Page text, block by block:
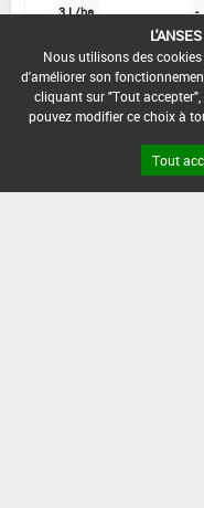
3 L/ha -
INTERVALLE
-
DATE DE RETRAIT DE
Nous utilisons des
d'améliorer son
cliquant sur "Tout
pouvez modifier ce choix à
Tout